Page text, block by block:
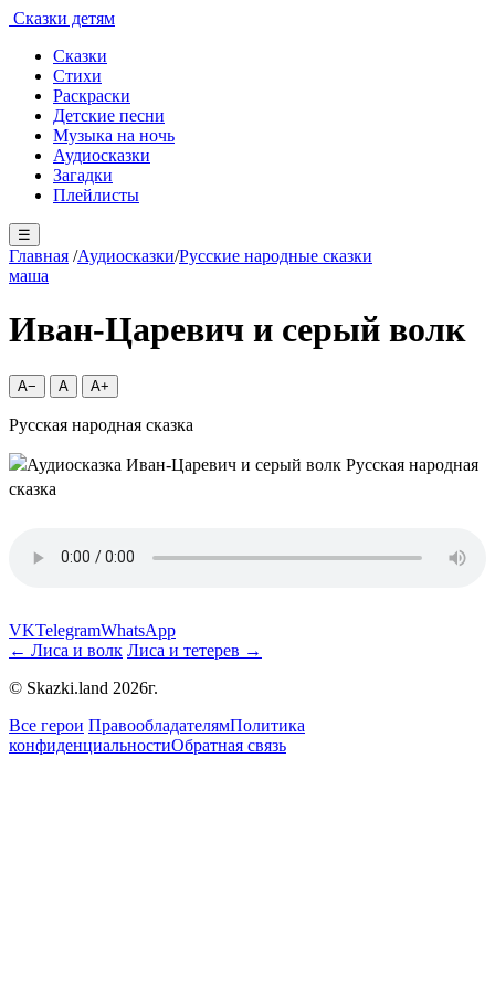
Сказки детям
Сказки
Стихи
Раскраски
Детские песни
Музыка на ночь
Аудиосказки
Загадки
Плейлисты
☰
Главная /Аудиосказки/Русские народные сказки
маша
Иван-Царевич и серый волк
A− A A+
Русская народная сказка
VKTelegramWhatsApp
← Лиса и волк Лиса и тетерев →
© Skazki.land 2026г.
Все герои ПравообладателямПолитика
конфиденциальностиОбратная связь